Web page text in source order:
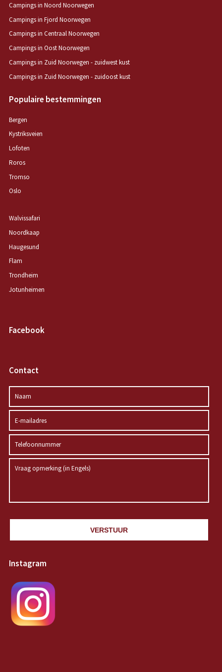
Campings in Noord Noorwegen
Campings in Fjord Noorwegen
Campings in Centraal Noorwegen
Campings in Oost Noorwegen
Campings in Zuid Noorwegen - zuidwest kust
Campings in Zuid Noorwegen - zuidoost kust
Populaire bestemmingen
Bergen
Kystriksveien
Lofoten
Roros
Tromso
Oslo
Walvissafari
Noordkaap
Haugesund
Flam
Trondheim
Jotunheimen
Facebook
Contact
VERSTUUR
Instagram